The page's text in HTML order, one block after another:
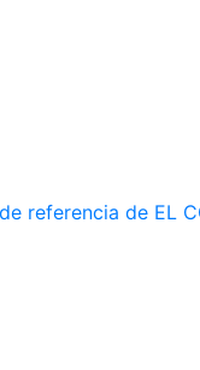
referencia de EL